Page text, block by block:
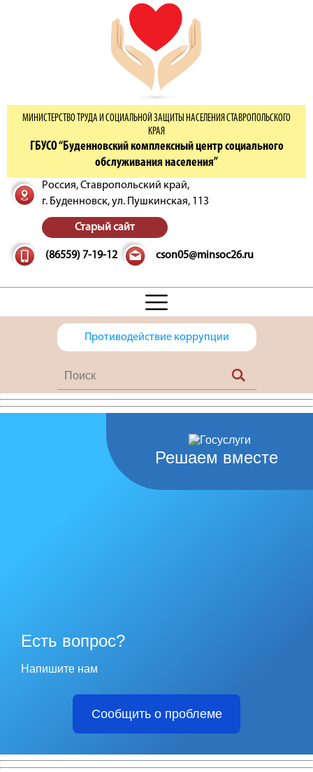
МИНИСТЕРСТВО ТРУДА И СОЦИАЛЬНОЙ ЗАЩИТЫ НАСЕЛЕНИЯ СТАВРОПОЛЬСКОГО
КРАЯ
ГБУСО “Буденновский комплексный центр социального
обслуживания населения”
Россия, Ставропольский край,
г. Буденновск,ул. Пушкинская, 113
Старый сайт
(86559) 7-19-12 cson05@minsoc26.ru
Противодействие коррупции
Решаем вместе
Есть вопрос?
Напишите нам
Сообщить о проблеме